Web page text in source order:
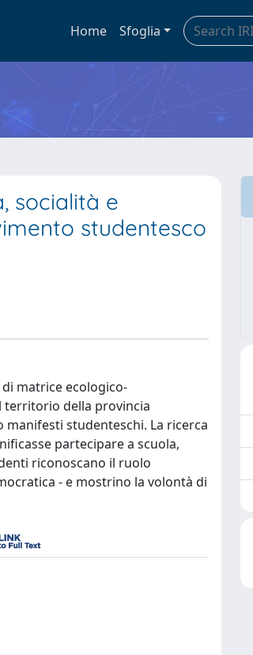
Home Sfoglia
socialità e
studentesco
matrice ecologico-
territorio della provincia
manifesti studenteschi. La ricerca
partecipare a scuola,
riconoscano il ruolo
- e mostrino la volontà di